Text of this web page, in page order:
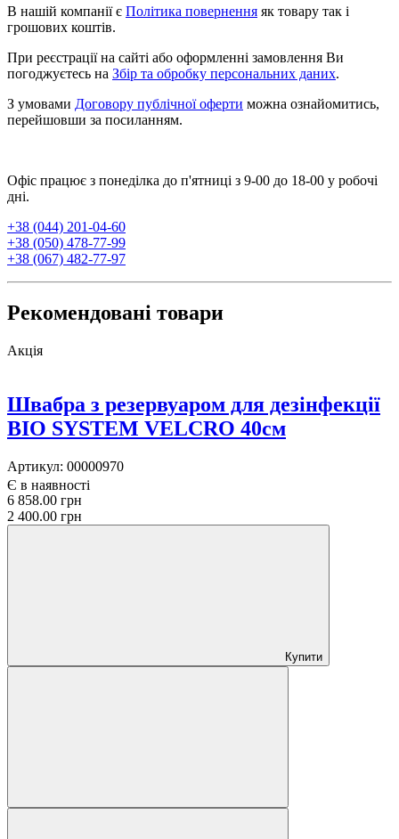
В нашій компанії є Політика повернення як товару так і
грошових коштів.
При реєстрації на сайті або оформленні замовлення Ви
погоджуєтесь на Збір та обробку персональних даних.
З умовами Договору публічної оферти можна ознайомитись,
перейшовши за посиланням.
Офіс працює з понеділка до п'ятниці з 9-00 до 18-00 у робочі
дні.
+38 (044) 201-04-60
+38 (050) 478-77-99
+38 (067) 482-77-97
Рекомендовані товари
Акція
Швабра з резервуаром для дезінфекції
BIO SYSTEM VELCRO 40см
Артикул: 00000970
Є в наявності
6 858.00 грн
2 400.00 грн
Купити